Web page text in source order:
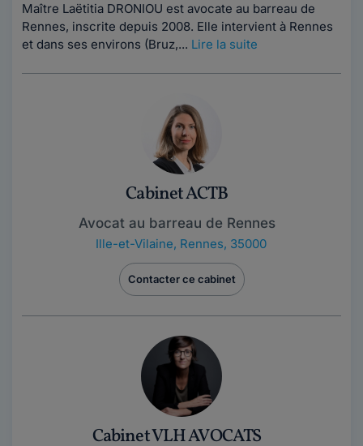
Maître Laëtitia DRONIOU est avocate au barreau de
Rennes, inscrite depuis 2008. Elle intervient à Rennes
et dans ses environs (Bruz,... Lire la suite
Cabinet ACTB
Avocat au barreau de Rennes
Ille-et-Vilaine, Rennes, 35000
Contacter ce cabinet
Cabinet VLH AVOCATS